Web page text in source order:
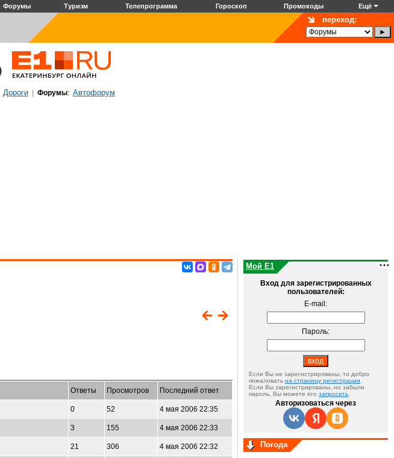
Форумы Туризм Телепрограмма Гороскоп Промокоды Ещё
переход:
Дороги Форумы: Автофорум
Ответы Просмотров Последний ответ
0 52 4 мая 2006 22:35
3 155 4 мая 2006 22:33
21 306 4 мая 2006 22:32
Мой E1
Вход для зарегистрированных
пользователей:
E-mail:
Пароль:
Если Вы не зарегистрированы, то добро
пожаловать на страницу регистрации
Если Вы зарегистрированы, но забыли
пароль, Вы можете его запросить
Авторизоваться через
Погода